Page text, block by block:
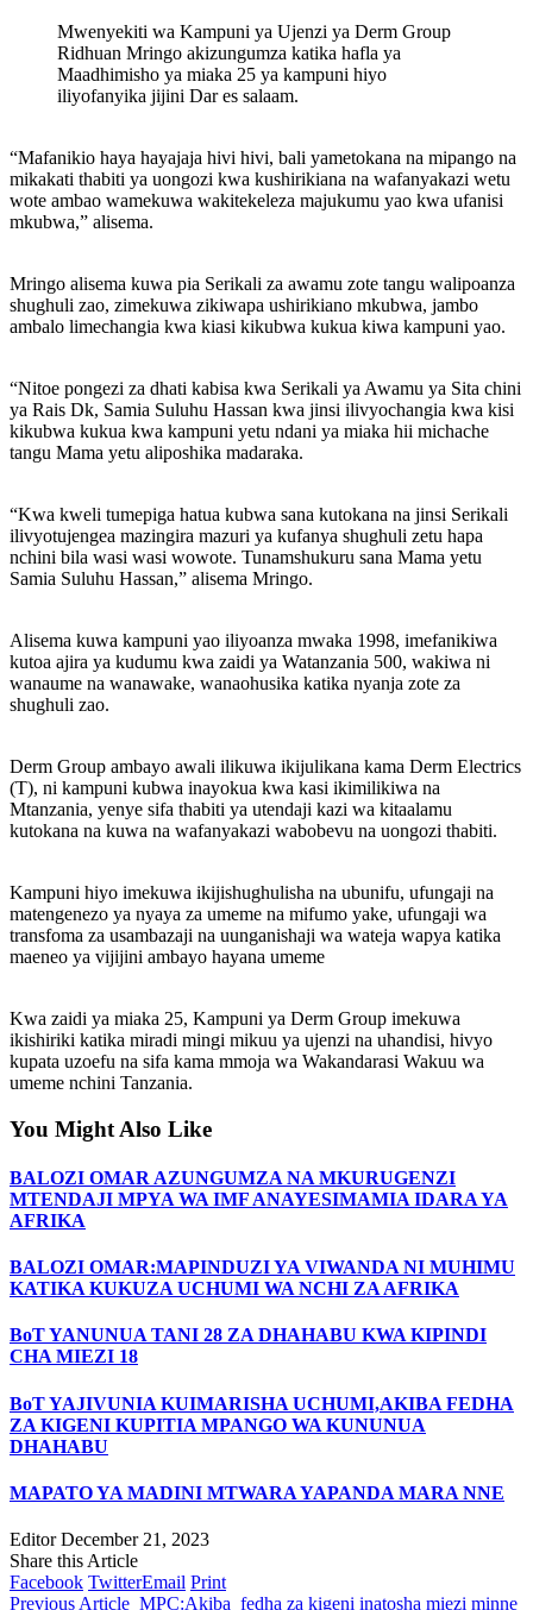
Mwenyekiti wa Kampuni ya Ujenzi ya Derm Group
Ridhuan Mringo akizungumza katika hafla ya
Maadhimisho ya miaka 25 ya kampuni hiyo
iliyofanyika jijini Dar es salaam.
“Mafanikio haya hayajaja hivi hivi, bali yametokana na mipango na
mikakati thabiti ya uongozi kwa kushirikiana na wafanyakazi wetu
wote ambao wamekuwa wakitekeleza majukumu yao kwa ufanisi
mkubwa,” alisema.
Mringo alisema kuwa pia Serikali za awamu zote tangu walipoanza
shughuli zao, zimekuwa zikiwapa ushirikiano mkubwa, jambo
ambalo limechangia kwa kiasi kikubwa kukua kiwa kampuni yao.
“Nitoe pongezi za dhati kabisa kwa Serikali ya Awamu ya Sita chini
ya Rais Dk, Samia Suluhu Hassan kwa jinsi ilivyochangia kwa kisi
kikubwa kukua kwa kampuni yetu ndani ya miaka hii michache
tangu Mama yetu aliposhika madaraka.
“Kwa kweli tumepiga hatua kubwa sana kutokana na jinsi Serikali
ilivyotujengea mazingira mazuri ya kufanya shughuli zetu hapa
nchini bila wasi wasi wowote. Tunamshukuru sana Mama yetu
Samia Suluhu Hassan,” alisema Mringo.
Alisema kuwa kampuni yao iliyoanza mwaka 1998, imefanikiwa
kutoa ajira ya kudumu kwa zaidi ya Watanzania 500, wakiwa ni
wanaume na wanawake, wanaohusika katika nyanja zote za
shughuli zao.
Derm Group ambayo awali ilikuwa ikijulikana kama Derm Electrics
(T), ni kampuni kubwa inayokua kwa kasi ikimilikiwa na
Mtanzania, yenye sifa thabiti ya utendaji kazi wa kitaalamu
kutokana na kuwa na wafanyakazi wabobevu na uongozi thabiti.
Kampuni hiyo imekuwa ikijishughulisha na ubunifu, ufungaji na
matengenezo ya nyaya za umeme na mifumo yake, ufungaji wa
transfoma za usambazaji na uunganishaji wa wateja wapya katika
maeneo ya vijijini ambayo hayana umeme
Kwa zaidi ya miaka 25, Kampuni ya Derm Group imekuwa
ikishiriki katika miradi mingi mikuu ya ujenzi na uhandisi, hivyo
kupata uzoefu na sifa kama mmoja wa Wakandarasi Wakuu wa
umeme nchini Tanzania.
You Might Also Like
BALOZI OMAR AZUNGUMZA NA MKURUGENZI
MTENDAJI MPYA WA IMF ANAYESIMAMIA IDARA YA
AFRIKA
BALOZI OMAR:MAPINDUZI YA VIWANDA NI MUHIMU
KATIKA KUKUZA UCHUMI WA NCHI ZA AFRIKA
BoT YANUNUA TANI 28 ZA DHAHABU KWA KIPINDI
CHA MIEZI 18
BoT YAJIVUNIA KUIMARISHA UCHUMI,AKIBA FEDHA
ZA KIGENI KUPITIA MPANGO WA KUNUNUA
DHAHABU
MAPATO YA MADINI MTWARA YAPANDA MARA NNE
Editor December 21, 2023
Share this Article
Facebook TwitterEmail Print
Previous Article MPC:Akiba fedha za kigeni inatosha miezi minne